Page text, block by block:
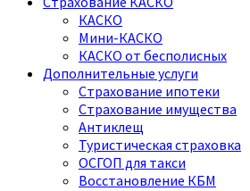
КАСКО
Мини-КАСКО
КАСКО от бесполисных
Дополнительные услуги
Страхование ипотеки
Страхование имущества
Антиклещ
Туристическая страховка
ОСГОП для такси
Восстановление КБМ